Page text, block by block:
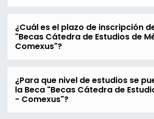
¿Cuál es el plazo de inscripción
"Becas Cátedra de Estudios de
Comexus"?
¿Para que nivel de estudios se
la Beca "Becas Cátedra de
- Comexus"?